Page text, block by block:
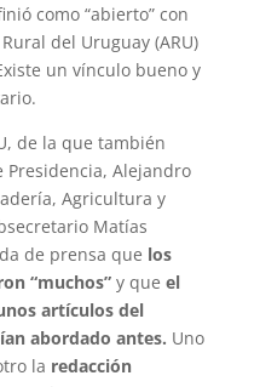
como “abierto” con
del Uruguay (ARU)
un vínculo bueno y
de la que también
Alejandro
Agricultura y
Matías
de prensa que los
“muchos”y que el
artículos del
abordado antes. Uno
la redacción